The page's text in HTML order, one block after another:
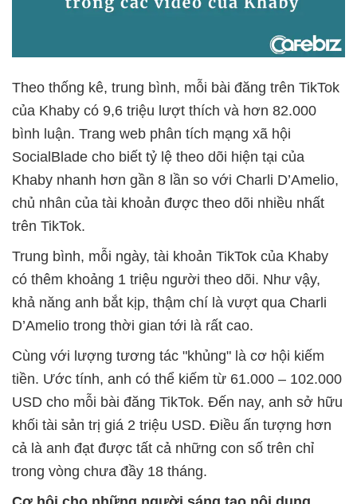
Theo thống kê, trung bình, mỗi bài đăng trên TikTok
của Khaby có 9,6 triệu lượt thích và hơn 82.000
bình luận. Trang web phân tích mạng xã hội
SocialBlade cho biết tỷ lệ theo dõi hiện tại của
Khaby nhanh hơn gần 8 lần so với Charli D’Amelio,
chủ nhân của tài khoản được theo dõi nhiều nhất
trên TikTok.
Trung bình, mỗi ngày, tài khoản TikTok của Khaby
có thêm khoảng 1 triệu người theo dõi. Như vậy,
khả năng anh bắt kịp, thậm chí là vượt qua Charli
D’Amelio trong thời gian tới là rất cao.
Cùng với lượng tương tác "khủng" là cơ hội kiếm
tiền. Ước tính, anh có thể kiếm từ 61.000 – 102.000
USD cho mỗi bài đăng TikTok. Đến nay, anh sở hữu
khối tài sản trị giá 2 triệu USD. Điều ấn tượng hơn
cả là anh đạt được tất cả những con số trên chỉ
trong vòng chưa đầy 18 tháng.